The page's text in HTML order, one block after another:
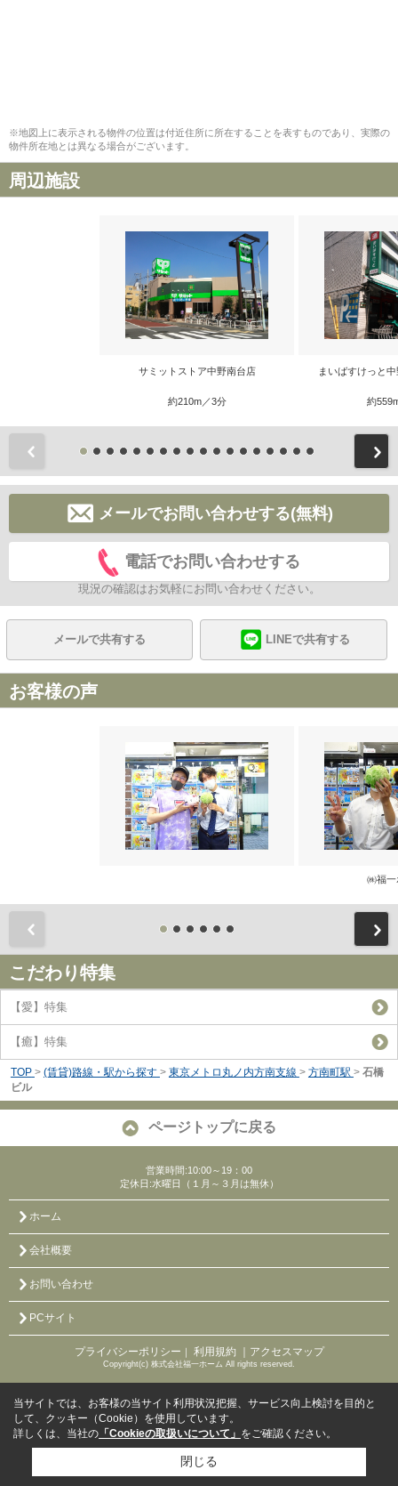
※地図上に表示される物件の位置は付近住所に所在することを表すものであり、実際の
物件所在地とは異なる場合がございます。
周辺施設
サミットストア中野南台店
約210m／3分
まいばすけっと
約
メールでお問い合わせする(無料)
電話でお問い合わせする
現況の確認はお気軽にお問い合わせください。
メールで共有する LINEで共有する
お客様の声
㈱福一
こだわり特集
【愛】特集
【癒】特集
TOP > (賃貸)路線・駅から探す > 東京メトロ丸ノ内方南支線 > 方南町駅 > 石橋
ビル
ページトップに戻る
営業時間:10:00～19：00
定休日:水曜日（１月～３月は無休）
ホーム
会社概要
お問い合わせ
PCサイト
プライバシーポリシー ｜ 利用規約 ｜アクセスマップ
Copyright(c) 株式会社福一ホーム All rights reserved.
当サイトでは、お客様の当サイト利用状況把握、サービス向上検討を目的と
して、クッキー（Cookie）を使用しています。
詳しくは、当社の 「Cookieの取扱いについて」 をご確認ください。
閉じる